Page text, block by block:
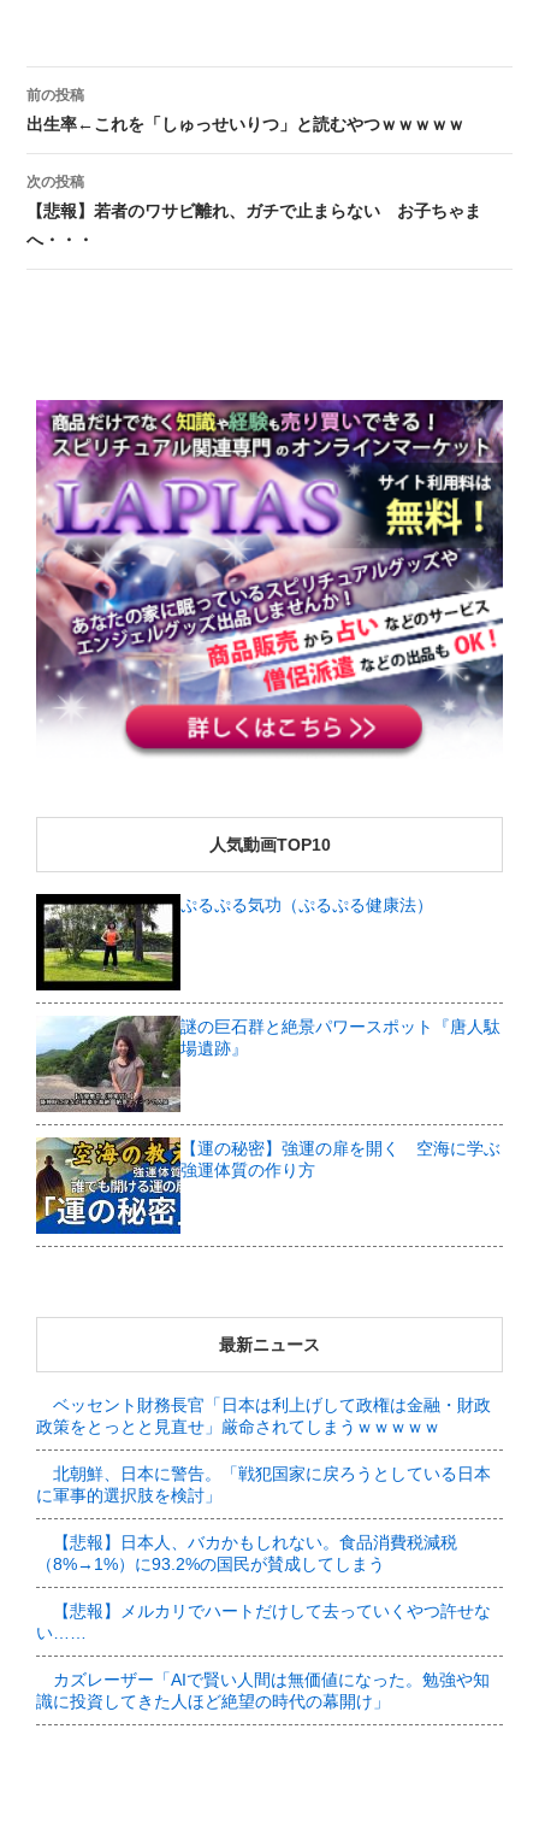
投稿ナビゲーション
前の投稿
出生率←これを「しゅっせいりつ」と読むやつｗｗｗｗｗ
次の投稿
【悲報】若者のワサビ離れ、ガチで止まらない お子ちゃま
へ・・・
人気動画TOP10
ぷるぷる気功（ぷるぷる健康法）
謎の巨石群と絶景パワースポット『唐人駄
場遺跡』
【運の秘密】強運の扉を開く 空海に学ぶ
強運体質の作り方
最新ニュース
ベッセント財務長官「日本は利上げして政権は金融・財政
政策をとっとと見直せ」厳命されてしまうｗｗｗｗｗ
北朝鮮、日本に警告。「戦犯国家に戻ろうとしている日本
に軍事的選択肢を検討」
【悲報】日本人、バカかもしれない。食品消費税減税
（8%→1%）に93.2%の国民が賛成してしまう
【悲報】メルカリでハートだけして去っていくやつ許せな
い……
カズレーザー「AIで賢い人間は無価値になった。勉強や知
識に投資してきた人ほど絶望の時代の幕開け」